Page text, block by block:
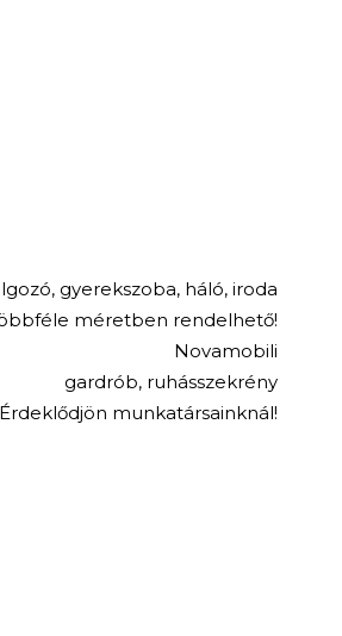
, gyerekszoba, háló,iroda
méretben rendelhető!
Novamobili
gardrób, ruhásszekrény
Érdeklődjön munkatársainknál!